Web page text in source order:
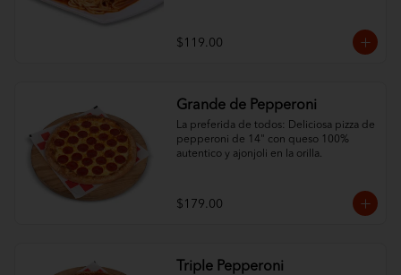
$119.00
Grande de Pepperoni
La preferida de todos: Deliciosa pizza de
pepperoni de 14" con queso 100%
autentico y ajonjoli en la orilla.
$179.00
Triple Pepperoni